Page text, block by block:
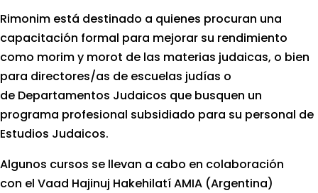
Rimonim está destinado a quienes procuran una
capacitación formal para mejorar su rendimiento
como morim y morot de las materias judaicas, o bien
para directores/as de escuelas judías o
de Departamentos Judaicos que busquen un
programa profesional subsidiado para su personal de
Estudios Judaicos.
Algunos cursos se llevan a cabo en colaboración
con el Vaad Hajinuj Hakehilatí AMIA (Argentina)